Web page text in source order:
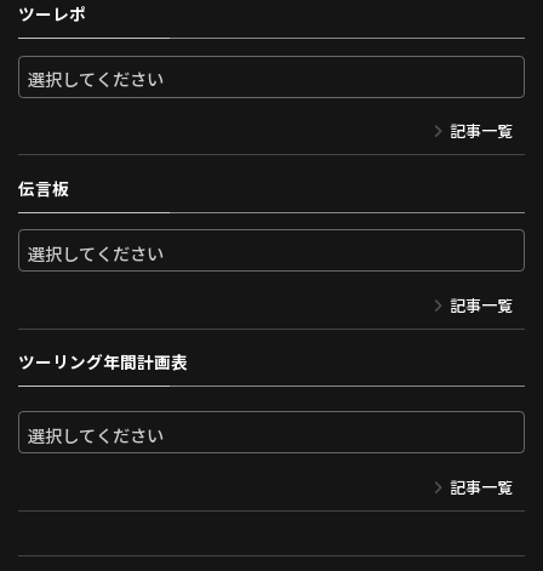
ツーレポ
記事一覧
伝言板
記事一覧
ツーリング年間計画表
記事一覧